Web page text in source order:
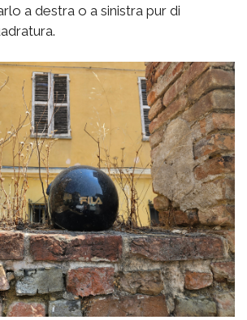
a destra o a sinistra pur di